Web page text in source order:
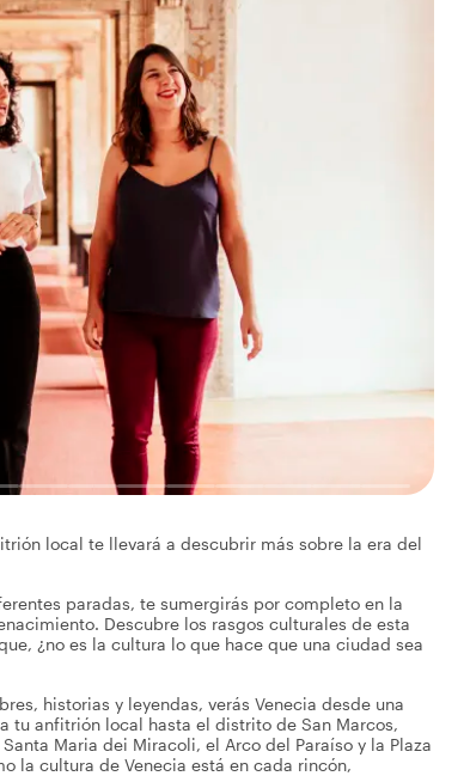
local te llevará a descubrir más sobre la era del
paradas, te sumergirás por completo en la
Descubre los rasgos culturales de esta
¿no es la cultura lo que hace que una ciudad sea
historias y leyendas, verás Venecia desde una
tu anfitrión local hasta el distrito de San Marcos,
Maria dei Miracoli, el Arco del Paraíso y la Plaza
la cultura de Venecia está en cada rincón,